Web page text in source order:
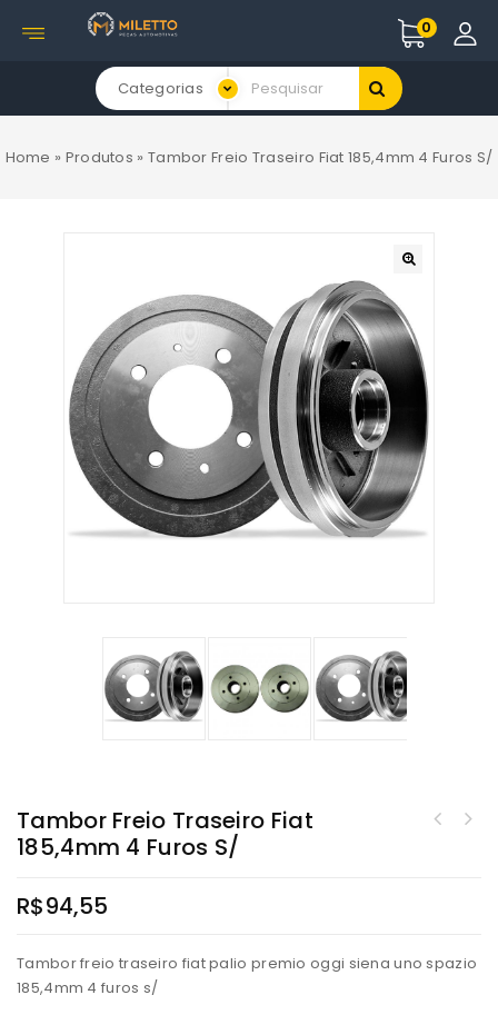
0
Categorias
Home » Produtos » Tambor Freio Traseiro Fiat 185,4mm 4 Furos S/
Tambor Freio Traseiro Fiat
185,4mm 4 Furos S/
R$94,55
Tambor freio traseiro fiat palio premio oggi siena uno spazio
185,4mm 4 furos s/